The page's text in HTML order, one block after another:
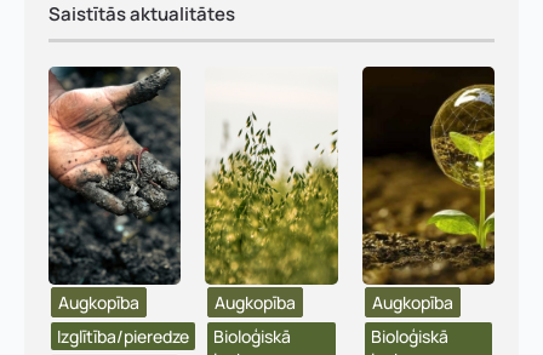
Saistītās aktualitātes
Augkopība
Izglītība/pieredze
Augkopība
Bioloģiskā
Augkopība
Bioloģiskā